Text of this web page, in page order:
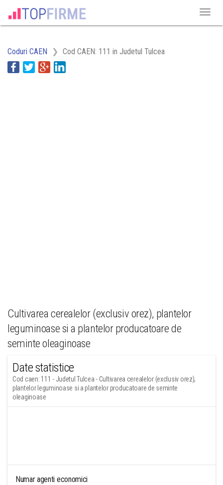
Coduri CAEN Cod CAEN: 111 in Judetul Tulcea
Cultivarea cerealelor (exclusiv orez), plantelor
leguminoase si a plantelor producatoare de
seminte oleaginoase
Date statistice
Cod caen: 111 - Judetul Tulcea - Cultivarea cerealelor (exclusiv orez),
plantelor leguminoase si a plantelor producatoare de seminte
oleaginoase
Numar agenti economici